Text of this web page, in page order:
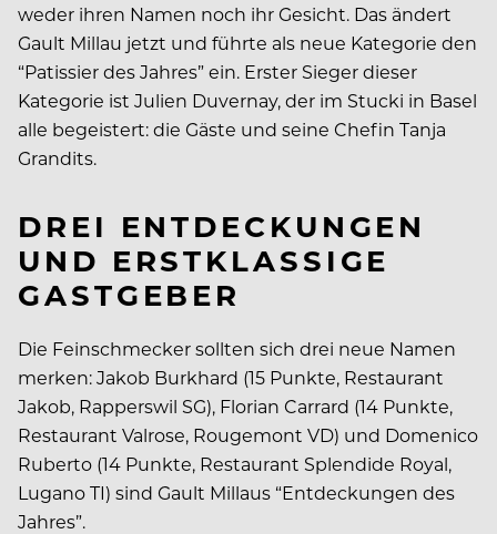
weder ihren Namen noch ihr Gesicht. Das ändert
Gault Millau jetzt und führte als neue Kategorie den
“Patissier des Jahres” ein. Erster Sieger dieser
Kategorie ist Julien Duvernay, der im Stucki in Basel
alle begeistert: die Gäste und seine Chefin Tanja
Grandits.
DREI ENTDECKUNGEN
UND ERSTKLASSIGE
GASTGEBER
Die Feinschmecker sollten sich drei neue Namen
merken: Jakob Burkhard (15 Punkte, Restaurant
Jakob, Rapperswil SG), Florian Carrard (14 Punkte,
Restaurant Valrose, Rougemont VD) und Domenico
Ruberto (14 Punkte, Restaurant Splendide Royal,
Lugano TI) sind Gault Millaus “Entdeckungen des
Jahres”.